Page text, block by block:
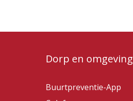
Dorp en omgeving
Buurtpreventie-App